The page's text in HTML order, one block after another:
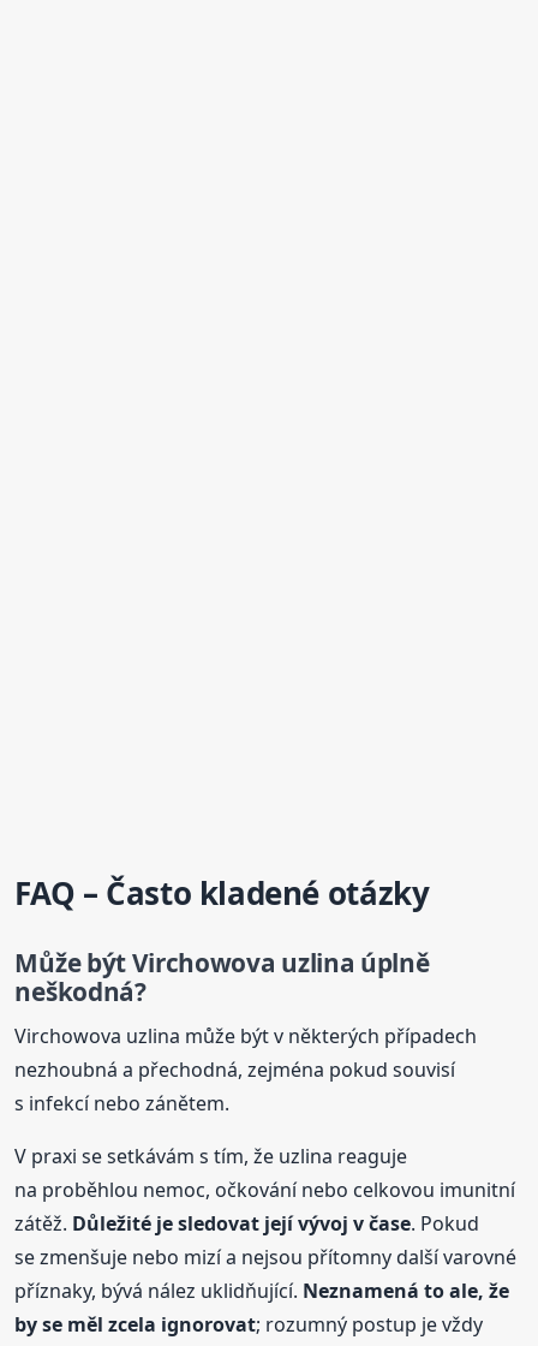
FAQ – Často kladené otázky
Může být Virchowova uzlina úplně
neškodná?
Virchowova uzlina může být v některých případech
nezhoubná a přechodná, zejména pokud souvisí
s infekcí nebo zánětem.
V praxi se setkávám s tím, že uzlina reaguje
na proběhlou nemoc, očkování nebo celkovou imunitní
zátěž. Důležité je sledovat její vývoj v čase. Pokud
se zmenšuje nebo mizí a nejsou přítomny další varovné
příznaky, bývá nález uklidňující. Neznamená to ale, že
by se měl zcela ignorovat; rozumný postup je vždy